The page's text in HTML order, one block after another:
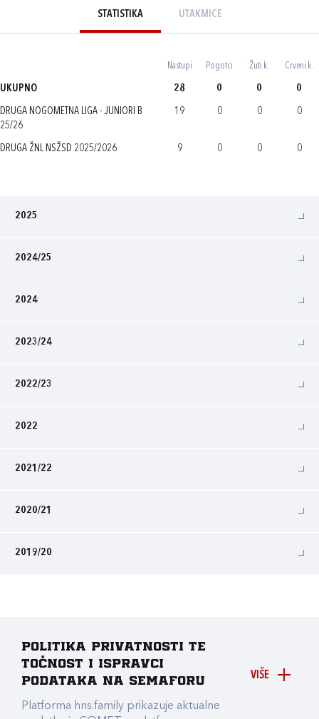
STATISTIKA UTAKMICE
Nastupi Pogotci Žuti k. Crveni k.
UKUPNO 28 0 0 0
DRUGA NOGOMETNA LIGA - JUNIORI B
25/26
19 0 0 0
DRUGA ŽNL NSŽSD 2025/2026 9 0 0 0
2025
2024/25
2024
2023/24
2022/23
2022
2021/22
2020/21
2019/20
VIŠE
Politika privatnosti te
točnost i ispravci
podataka na Semaforu
Platforma hns.family prikazuje aktualne